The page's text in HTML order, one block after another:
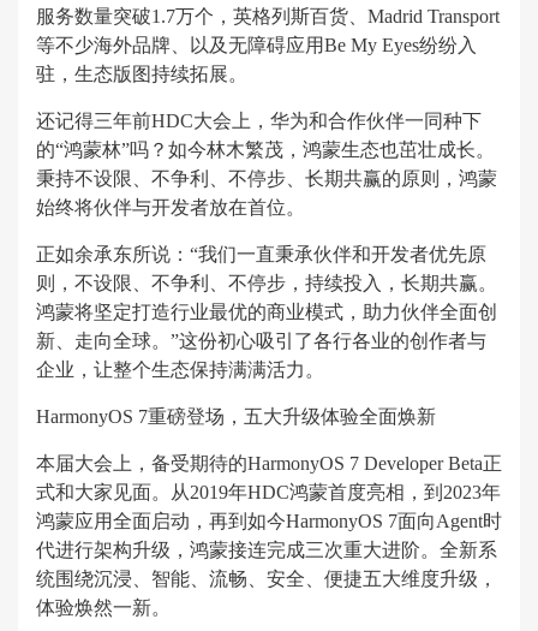
服务数量突破1.7万个，英格列斯百货、Madrid Transport
等不少海外品牌、以及无障碍应用Be My Eyes纷纷入
驻，生态版图持续拓展。
还记得三年前HDC大会上，华为和合作伙伴一同种下
的“鸿蒙林”吗？如今林木繁茂，鸿蒙生态也茁壮成长。
秉持不设限、不争利、不停步、长期共赢的原则，鸿蒙
始终将伙伴与开发者放在首位。
正如余承东所说：“我们一直秉承伙伴和开发者优先原
则，不设限、不争利、不停步，持续投入，长期共赢。
鸿蒙将坚定打造行业最优的商业模式，助力伙伴全面创
新、走向全球。”这份初心吸引了各行各业的创作者与
企业，让整个生态保持满满活力。
HarmonyOS 7重磅登场，五大升级体验全面焕新
本届大会上，备受期待的HarmonyOS 7 Developer Beta正
式和大家见面。从2019年HDC鸿蒙首度亮相，到2023年
鸿蒙应用全面启动，再到如今HarmonyOS 7面向Agent时
代进行架构升级，鸿蒙接连完成三次重大进阶。全新系
统围绕沉浸、智能、流畅、安全、便捷五大维度升级，
体验焕然一新。